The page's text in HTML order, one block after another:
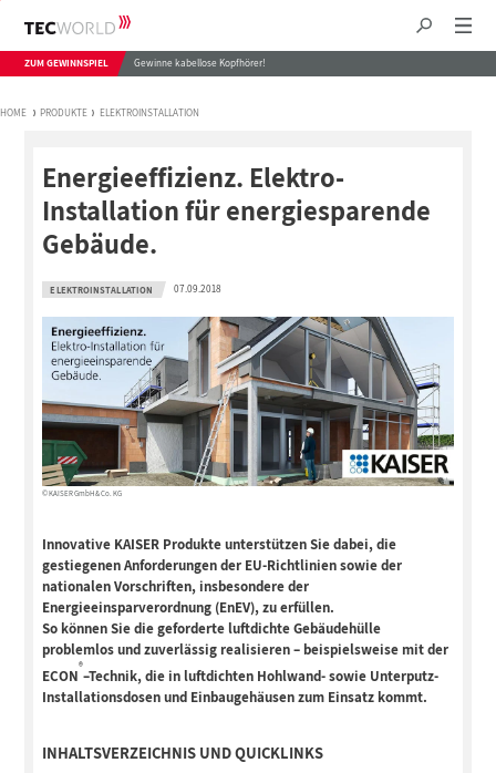
ZUM GEWINNSPIEL Gewinne kabellose Kopfhörer!
HOME PRODUKTE ELEKTROINSTALLATION
Energieeffizienz. Elektro-
Installation für energiesparende
Gebäude.
ELEKTROINSTALLATION 07.09.2018
© KAISER GmbH & Co. KG
Innovative KAISER Produkte unterstützen Sie dabei, die
gestiegenen Anforderungen der EU-Richtlinien sowie der
nationalen Vorschriften, insbesondere der
Energieeinsparverordnung (EnEV), zu erfüllen.
So können Sie die geforderte luftdichte Gebäudehülle
problemlos und zuverlässig realisieren – beispielsweise mit der
ECON
®
–Technik, die in luftdichten Hohlwand- sowie Unterputz-
Installationsdosen und Einbaugehäusen zum Einsatz kommt.
INHALTSVERZEICHNIS UND QUICKLINKS